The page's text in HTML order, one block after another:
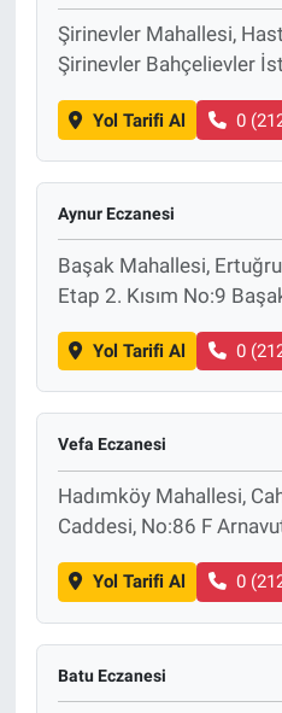
Şirinevler Mahallesi,
Şirinevler Bahçelievler
Yol Tarifi Al 0
Aynur Eczanesi
Başak Mahallesi,
Etap 2. Kısım No:9
Yol Tarifi Al 0
Vefa Eczanesi
Hadımköy Mahallesi,
Caddesi, No:86 F
Yol Tarifi Al 0
Batu Eczanesi